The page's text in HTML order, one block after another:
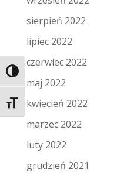
Toggle High Contrast
Toggle Font size
sierpień 2022
lipiec 2022
czerwiec 2022
maj 2022
kwiecień 2022
marzec 2022
luty 2022
grudzień 2021